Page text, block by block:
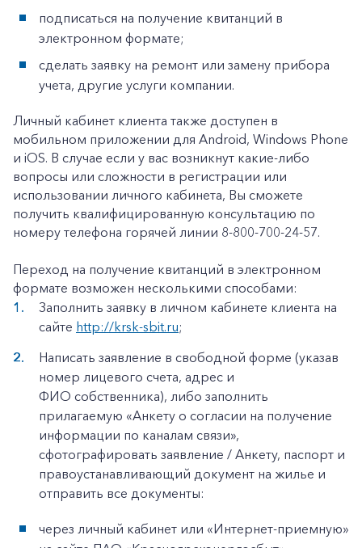
Заказать обратный звонок
подписаться на получение квитанций в
электронном формате;
сделать заявку на ремонт или замену прибора
учета, другие услуги компании.
Личный кабинет клиента также доступен в
мобильном приложении для Android, Windows Phone
и iOS. В случае если у вас возникнут какие-либо
вопросы или сложности в регистрации или
использовании личного кабинета, Вы сможете
получить квалифицированную консультацию по
номеру телефона горячей линии 8-800-700-24-57.
Переход на получение квитанций в электронном
формате возможен несколькими способами:
Заполнить заявку в личном кабинете клиента на
сайте http://krsk-sbit.ru;
Написать заявление в свободной форме (указав
номер лицевого счета, адрес и
ФИО собственника), либо заполнить
прилагаемую «Анкету о согласии на получение
информации по каналам связи»,
сфотографировать заявление / Анкету, паспорт и
правоустанавливающий документ на жилье и
отправить все документы:
через личный кабинет или «Интернет-приемную»